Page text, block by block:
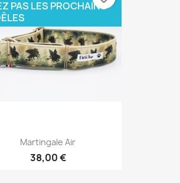
Martingale Air
38,00 €
PAS LES PROCHAINS